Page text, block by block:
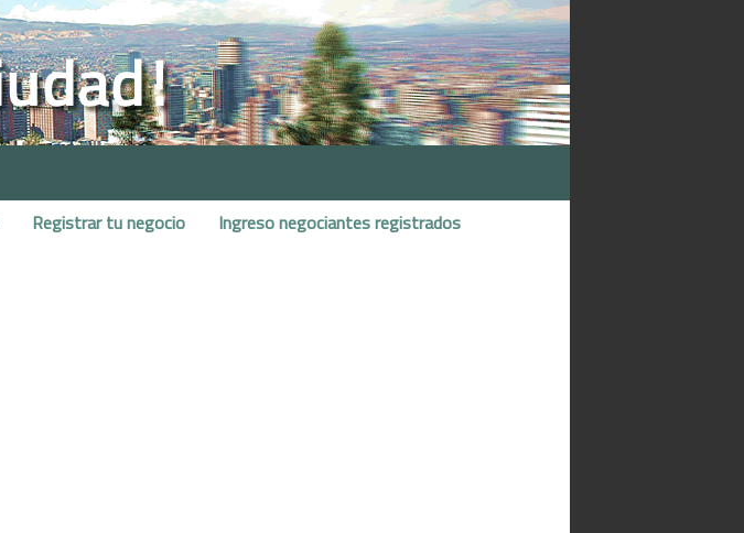
Registrar tu negocio Ingreso negociantes registrados